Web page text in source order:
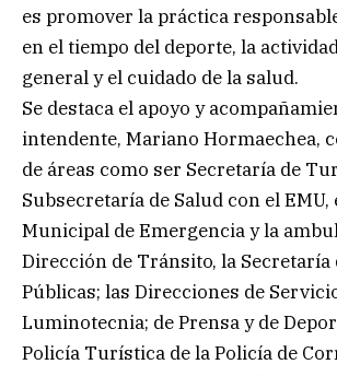
es promover la práctica
en el tiempo del deporte, la
general y el cuidado de la salud.
Se destaca el apoyo y
intendente, Mariano Hormaechea,
de áreas como ser Secretaría de
Subsecretaría de Salud con el EMU,
Municipal de Emergencia y la
Dirección de Tránsito, la Secretaría
Públicas; las Direcciones de
Luminotecnia; de Prensa y de
Policía Turística de la Policía de